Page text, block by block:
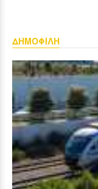
ΔΗΜΟΦΙΛΗ